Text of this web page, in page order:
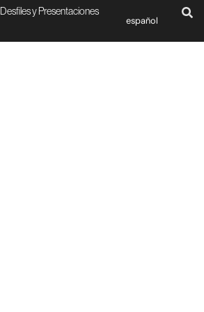
Desfiles y Presentaciones
español